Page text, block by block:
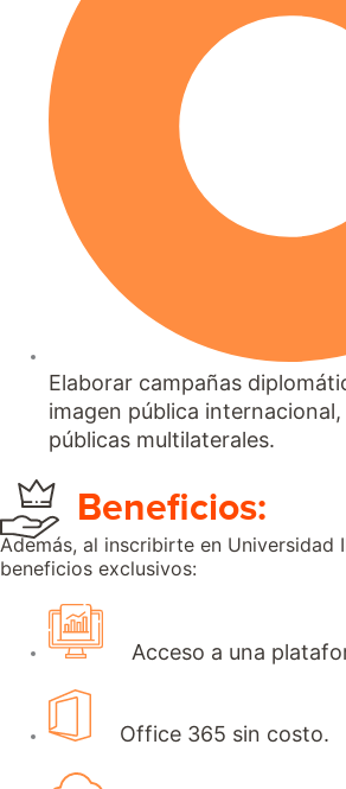
Elaborar campañas
imagen pública
públicas multilaterales.
Beneficios:
Además, al inscribirte en Universidad
beneficios exclusivos:
Acceso a una
Office 365 sin costo.